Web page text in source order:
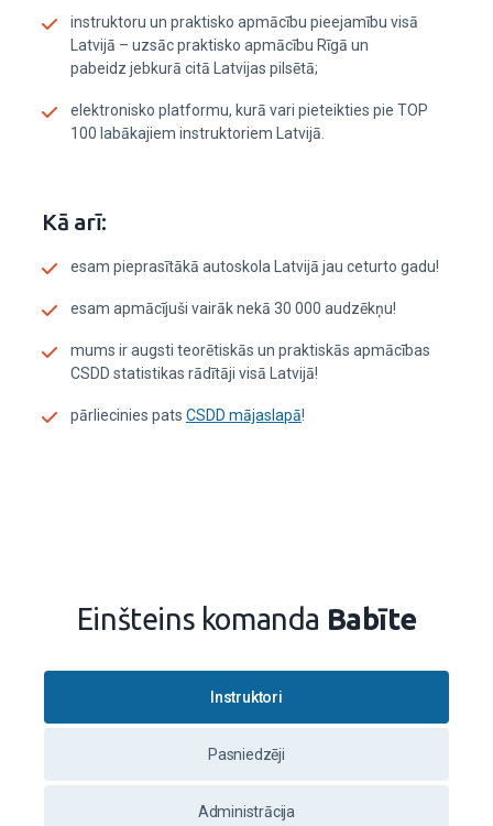
instruktoru un praktisko apmācību pieejamību visā
Latvijā – uzsāc praktisko apmācību Rīgā un
pabeidz jebkurā citā Latvijas pilsētā;
elektronisko platformu, kurā vari pieteikties pie TOP
100 labākajiem instruktoriem Latvijā.
Kā arī:
esam pieprasītākā autoskola Latvijā jau ceturto gadu!
esam apmācījuši vairāk nekā 30 000 audzēkņu!
mums ir augsti teorētiskās un praktiskās apmācības
CSDD statistikas rādītāji visā Latvijā!
pārliecinies pats CSDD mājaslapā!
Einšteins komanda Babīte
Instruktori
Pasniedzēji
Administrācija